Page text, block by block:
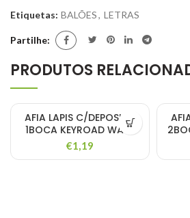
Etiquetas: BALÕES, LETRAS
Partilhe
PRODUTOS
AFIA LAPIS C/DEPOSITO
1BOCA KEYROAD WAVE
€1,19